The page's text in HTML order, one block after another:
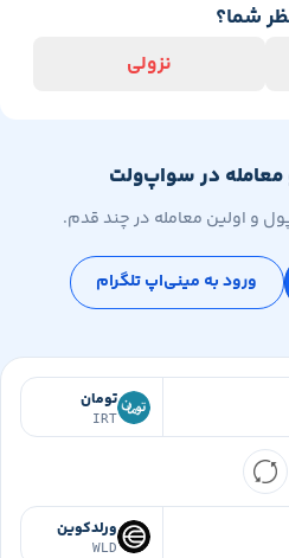
نزولی
در سواپ‌ولت
معامله در چند قدم.
ورود به مینی‌اپ تلگرام
تومان
IRT
ورلدکوین
WLD